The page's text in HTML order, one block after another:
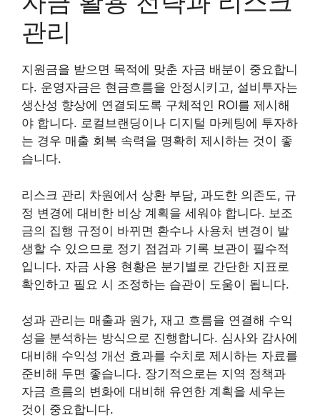
관리
지원금을 받으면 목적에 맞춘 자금 배분이 중요합니
다. 운영자금은 현금흐름을 안정시키고, 설비투자는
생산성 향상에 연결되도록 구체적인 ROI를 제시해
야 합니다. 로컬브랜딩이나 디지털 마케팅에 투자하
는 경우 매출 회복 속력을 명확히 제시하는 것이 좋
습니다.
리스크 관리 차원에서 상환 부담, 과도한 의존도, 규
정 변경에 대비한 비상 계획을 세워야 합니다. 보조
금의 집행 규정이 바뀌면 환수나 사용처 변경이 발
생할 수 있으므로 정기 점검과 기록 보관이 필수적
입니다. 자금 사용 현황은 분기별로 간단한 지표로
확인하고 필요 시 조정하는 습관이 도움이 됩니다.
성과 관리는 매출과 원가, 재고 흐름을 연결해 수익
성을 분석하는 방식으로 진행합니다. 심사와 감사에
대비해 수익성 개선 효과를 수치로 제시하는 자료를
준비해 두면 좋습니다. 장기적으로는 지역 정책과
자금 흐름의 변화에 대비해 유연한 계획을 세우는
것이 중요합니다.